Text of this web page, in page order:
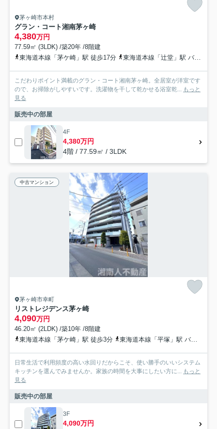
茅ヶ崎市本村
グラン・コート湘南茅ヶ崎
4,380万円
77.59㎡ (3LDK) /築20年 /8階建
東海道本線「茅ケ崎」駅 徒歩17分
東海道本線「辻堂」駅 バス24分 神奈川中央交通「本村五丁目」 停歩4分
こだわりポイント満載のグラン・コート湘南茅ヶ崎。全居室が洋室です
ので、お掃除がしやすいです。洗濯物を干して乾かせる浴室乾... もっと
見る
販売中の部屋
4F
4,380万円
4階 / 77.59㎡ / 3LDK
中古マンション
茅ヶ崎市幸町
リストレジデンス茅ヶ崎
4,090万円
46.20㎡ (2LDK) /築10年 /8階建
東海道本線「茅ケ崎」駅 徒歩3分
東海道本線「平塚」駅 バス17分 神奈川中央交通「茅ヶ崎駅」 停歩5分
日常生活で利用頻度の高い水回りだからこそ、使い勝手のいいシステム
キッチンを選んでみませんか。家族の時間を大事にしたい方に... もっと
見る
販売中の部屋
3F
4,090万円